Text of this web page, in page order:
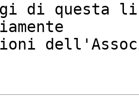
di questa